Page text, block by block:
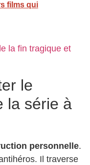
films qui
la fin tragique et
le
la série à
personnelle.
Il traverse